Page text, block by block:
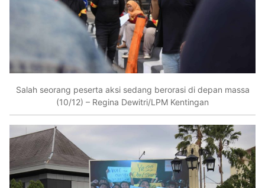
Salah seorang peserta aksi sedang berorasi di depan massa
(10/12) – Regina Dewitri/LPM Kentingan